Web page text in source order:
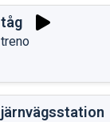
tåg
treno
järnvägsstation